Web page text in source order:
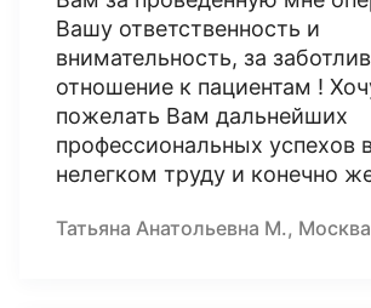
Вашу ответственность и
внимательность, за
отношение к пациентам !
пожелать Вам дальнейших
профессиональных успехов
нелегком труду и конечно
Татьяна Анатольевна М., Москва